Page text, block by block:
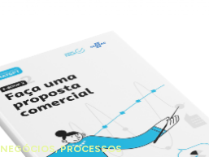
NEGÓCIOS,PROCESSOS